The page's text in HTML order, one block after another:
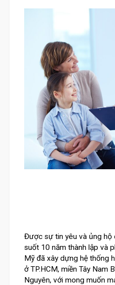
Được sự tin yêu và ủng hộ
suốt 10 năm thành lập và
Mỹ đã xây dựng hệ thống
ở TP.HCM, miền Tây Nam
Nguyên, với mong muốn